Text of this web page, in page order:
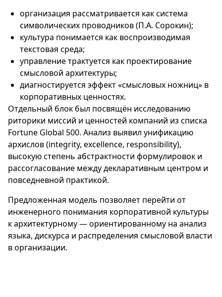
организация рассматривается как система
символических проводников (П.А. Сорокин);
культура понимается как воспроизводимая
текстовая среда;
управление трактуется как проектирование
смысловой архитектуры;
диагностируется эффект «смысловых ножниц» в
корпоративных ценностях.
Отдельный блок был посвящён исследованию
риторики миссий и ценностей компаний из списка
Fortune Global 500. Анализ выявил унификацию
архислов (integrity, excellence, responsibility),
высокую степень абстрактности формулировок и
рассогласование между декларативным центром и
повседневной практикой.
Предложенная модель позволяет перейти от
инженерного понимания корпоративной культуры
к архитектурному — ориентированному на анализ
языка, дискурса и распределения смысловой власти
в организации.